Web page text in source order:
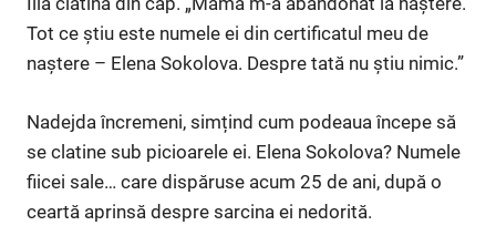
Tot ce știu este numele ei din certificatul meu de
naștere – Elena Sokolova. Despre tată nu știu nimic.”
Nadejda încremeni, simțind cum podeaua începe să
se clatine sub picioarele ei. Elena Sokolova? Numele
fiicei sale… care dispăruse acum 25 de ani, după o
ceartă aprinsă despre sarcina ei nedorită.